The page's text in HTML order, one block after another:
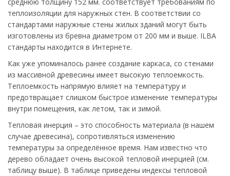
среднюю толщину 152 мм. соответствует требованиям по
теплоизоляции для наружных стен. В соответствии со
стандартами наружные стены жилых зданий могут быть
изготовлены из бревна диаметром от 200 мм и выше. ILBA
стандарты находится в Интернете.
Как уже упоминалось ранее создание каркаса, со стенами
из массивной древесины имеет высокую теплоемкость.
Теплоемкость напрямую влияет на температуру и
предотвращает слишком быстрое изменение температуры
внутри помещения, как летом, так и зимой.
Тепловая инерция – это способность материала (в нашем
случае древесина), сопротивляться изменению
температуры за определённое время. Нам известно что
дерево обладает очень высокой тепловой инерцией (см.
таблицу выше). В таблице приведены индексы тепловой